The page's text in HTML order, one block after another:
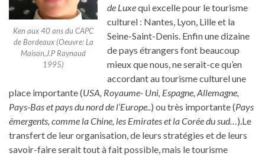
Ken aux 40 ans du CAPC
de Bordeaux (Oeuvre: La
Maison,J.P Raynaud
1995)
de Luxequi excelle pour le tourisme
culturel : Nantes, Lyon, Lille et la
Seine-Saint-Denis. Enfin une dizaine
de pays étrangers font beaucoup
mieux que nous, ne serait-ce qu’en
accordant au tourisme culturel une
place importante (USA, Royaume- Uni, Espagne, Allemagne,
Pays-Bas et pays du nord de l’Europe..) ou très importante (Pays
émergents, comme la Chine, les Emirates et la Corée du sud…).Le
transfert de leur organisation, de leurs stratégies et de leurs
savoir-faire serait tout à fait possible, mais le tourisme